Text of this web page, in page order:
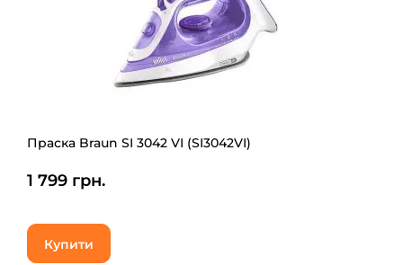
Праска Braun SI 3042 VI (SI3042VI)
1 799 грн.
Купити